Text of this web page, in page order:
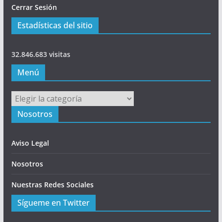
Cerrar Sesión
Estadísticas del sitio
32.846.683 visitas
Menú
Menú
Nosotros
Aviso Legal
Nosotros
Nuestras Redes Sociales
Sígueme en Twitter